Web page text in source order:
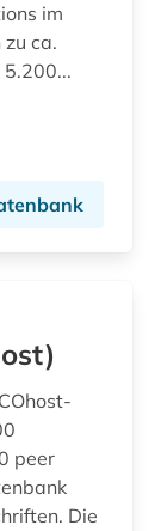
im
ca.
peer
Die